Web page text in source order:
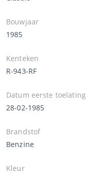
Bouwjaar
1985
Kenteken
R-943-RF
Datum eerste toelating
28-02-1985
Brandstof
Benzine
Kleur